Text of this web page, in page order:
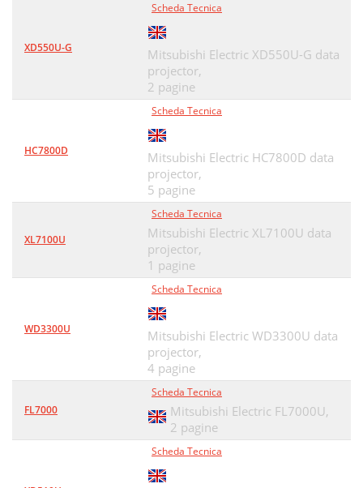
XD550U-G
Scheda Tecnica
Mitsubishi Electric XD550U-G data
projector,
2 pagine
HC7800D
Scheda Tecnica
Mitsubishi Electric HC7800D data
projector,
5 pagine
XL7100U
Scheda Tecnica
Mitsubishi Electric XL7100U data
projector,
1 pagine
WD3300U
Scheda Tecnica
Mitsubishi Electric WD3300U data
projector,
4 pagine
FL7000
Scheda Tecnica
Mitsubishi Electric FL7000U,
2 pagine
Scheda Tecnica